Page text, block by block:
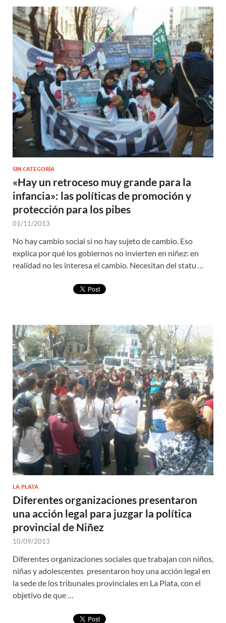
SIN CATEGORÍA
«Hay un retroceso muy grande para la
infancia»: las políticas de promoción y
protección para los pibes
01/11/2013
No hay cambio social si no hay sujeto de cambio. Eso
explica por qué los gobiernos no invierten en niñez: en
realidad no les interesa el cambio. Necesitan del statu …
LA PLATA
Diferentes organizaciones presentaron
una acción legal para juzgar la política
provincial de Niñez
10/09/2013
Diferentes organizaciones sociales que trabajan con niños,
niñas y adolescentes presentaron hoy una acción legal en
la sede de los tribunales provinciales en La Plata, con el
objetivo de que …